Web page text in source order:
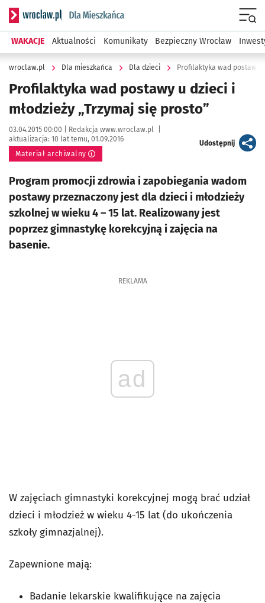
Serwis informacyjny wroclaw.pl podserwis: Dla mieszkańca
WAKACJE Aktualności Komunikaty Bezpieczny Wrocław
wroclaw.pl Dla mieszkańca Dla dzieci Profilaktyka wad postawy
Profilaktyka wad postawy u dzieci i
młodzieży „Trzymaj się prosto”
Data publikacji:
03.04.2015 00:00 | Autor:
Redakcja www.wroclaw.pl
aktualizacja: 10 lat temu, 01.09.2016
Materiał archiwalny
Udostępnijartykuł
Program promocji zdrowia i zapobiegania wadom
postawy przeznaczony jest dla dzieci i młodzieży
szkolnej w wieku 4 – 15 lat. Realizowany jest
poprzez gimnastykę korekcyjną i zajęcia na
basenie.
REKLAMA
ad
W zajęciach gimnastyki korekcyjnej mogą brać udział
dzieci i młodzież w wieku 4-15 lat (do ukończenia
szkoły gimnazjalnej).
Zapewnione mają:
Badanie lekarskie kwalifikujące na zajęcia